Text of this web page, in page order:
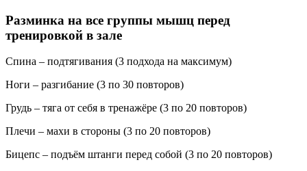
Разминка на все группы мышц перед
тренировкой в зале
Спина – подтягивания (3 подхода на максимум)
Ноги – разгибание (3 по 30 повторов)
Грудь – тяга от себя в тренажёре (3 по 20 повторов)
Плечи – махи в стороны (3 по 20 повторов)
Бицепс – подъём штанги перед собой (3 по 20 повторов)